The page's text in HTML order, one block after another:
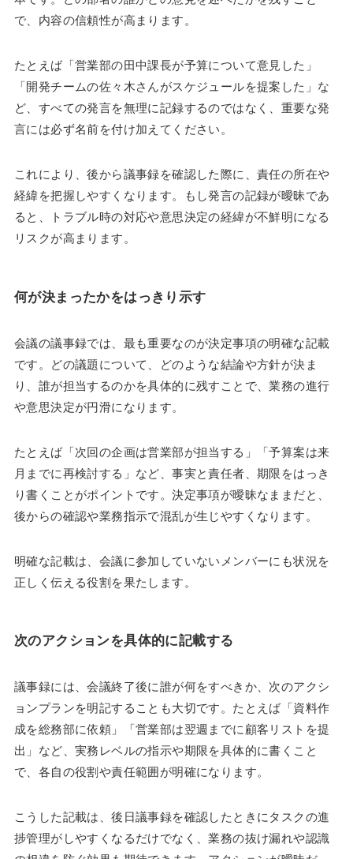
で、内容の信頼性が高まります。
たとえば「営業部の田中課長が予算について意見した」
「開発チームの佐々木さんがスケジュールを提案した」な
ど、すべての発言を無理に記録するのではなく、重要な発
言には必ず名前を付け加えてください。
これにより、後から議事録を確認した際に、責任の所在や
経緯を把握しやすくなります。もし発言の記録が曖昧であ
ると、トラブル時の対応や意思決定の経緯が不鮮明になる
リスクが高まります。
何が決まったかをはっきり示す
会議の議事録では、最も重要なのが決定事項の明確な記載
です。どの議題について、どのような結論や方針が決ま
り、誰が担当するのかを具体的に残すことで、業務の進行
や意思決定が円滑になります。
たとえば「次回の企画は営業部が担当する」「予算案は来
月までに再検討する」など、事実と責任者、期限をはっき
り書くことがポイントです。決定事項が曖昧なままだと、
後からの確認や業務指示で混乱が生じやすくなります。
明確な記載は、会議に参加していないメンバーにも状況を
正しく伝える役割を果たします。
次のアクションを具体的に記載する
議事録には、会議終了後に誰が何をすべきか、次のアクシ
ョンプランを明記することも大切です。たとえば「資料作
成を総務部に依頼」「営業部は翌週までに顧客リストを提
出」など、実務レベルの指示や期限を具体的に書くこと
で、各自の役割や責任範囲が明確になります。
こうした記載は、後日議事録を確認したときにタスクの進
捗管理がしやすくなるだけでなく、業務の抜け漏れや認識